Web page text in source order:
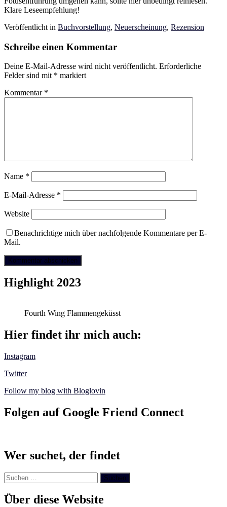
Klare Leseempfehlung!
Veröffentlicht in Buchvorstellung, Neuerscheinung, Rezension
Schreibe einen Kommentar
Deine E-Mail-Adresse wird nicht veröffentlicht. Erforderliche
Felder sind mit * markiert
Kommentar *
Name *
E-Mail-Adresse *
Website
Benachrichtige mich über nachfolgende Kommentare per E-
Mail.
Highlight 2023
Fourth Wing Flammengeküsst
Hier findet ihr mich auch:
Instagram
Twitter
Follow my blog with Bloglovin
Folgen auf Google Friend Connect
Wer suchet, der findet
Suchen
nach:
Über diese Website